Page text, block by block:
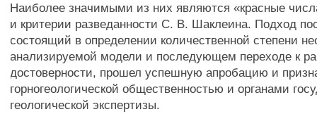
Наиболее значимыми из них являются «красные
и критерии разведанности С. В. Шаклеина. Подход
состоящий в определении количественной степени
анализируемой модели и последующем переходе к
достоверности, прошел успешную апробацию и
горногеологической общественностью и органами
геологической экспертизы.